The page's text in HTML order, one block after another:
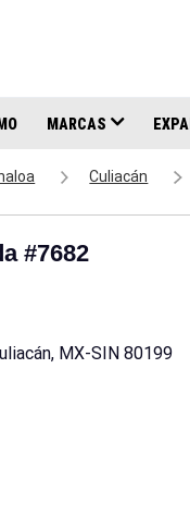
MARCAS
Culiacán
#7682
MX-SIN 80199